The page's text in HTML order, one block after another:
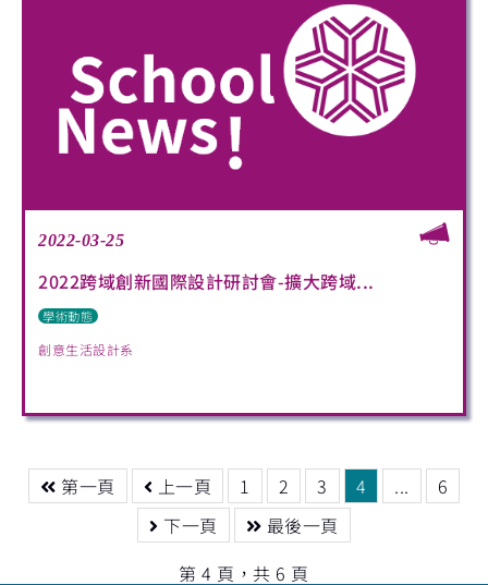
2022-03-25
2022跨域創新國際設計研討會-擴大跨域...
學術動態
創意生活設計系
第一頁 上一頁 1 2 3 4 ...
6
下一頁
最後一頁
第 4 頁，共 6 頁